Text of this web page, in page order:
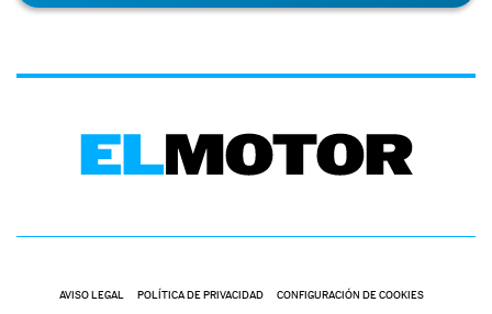
AVISO LEGAL POLÍTICA DE PRIVACIDAD CONFIGURACIÓN DE COOKIES